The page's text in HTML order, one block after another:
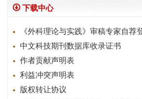
下载中心
《外科理论与实践》审稿专家自荐
中文科技期刊数据库收录证书
作者贡献声明表
利益冲突声明表
版权转让协议